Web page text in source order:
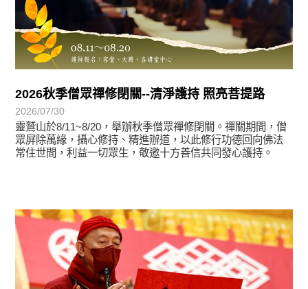
2026秋季僧眾禪修閉關--清淨護持 照亮菩提路
2026/07/30
靈鷲山於8/11~8/20，舉辦秋季僧眾禪修閉關。禪關期間，僧
眾屏除萬緣，攝心修持、精進辦道，以此修行功德回向佛法
常住世間，利益一切眾生，敬邀十方善信共同發心護持。
學習分享